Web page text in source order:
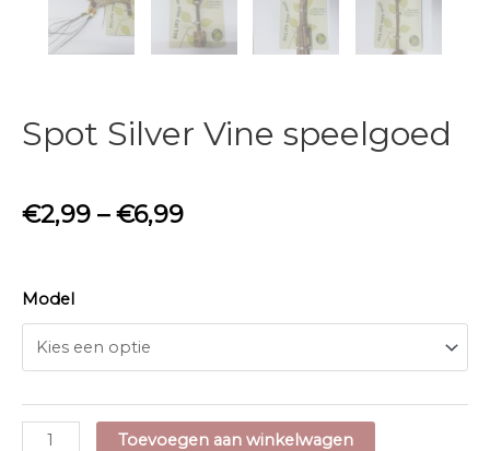
Spot Silver Vine speelgoed
€2,99 –€6,99
Model
Spot
Toevoegen aan winkelwagen